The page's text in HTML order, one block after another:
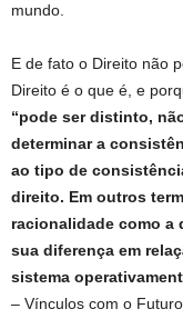
mundo.
E de fato o Direito não
Direito é o que é, e
“pode ser distinto,
determinar a
ao tipo de
direito. Em outros
racionalidade como a
sua diferença em
sistema
– Vínculos com o